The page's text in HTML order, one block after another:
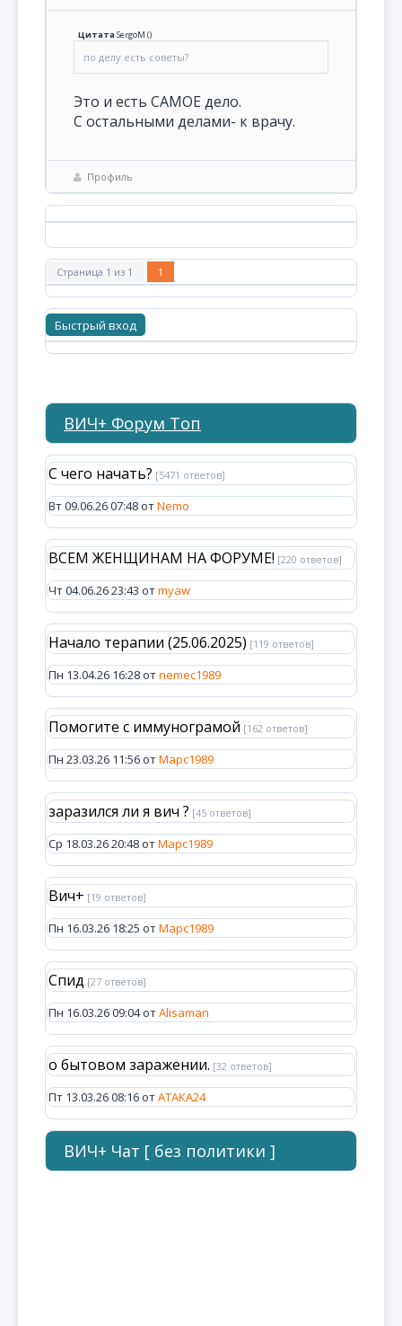
ЦитатаSergoM ()
по делу есть советы?
Это и есть САМОЕ дело.
С остальными делами- к врачу.
Профиль
Страница 1 из 1 1
ВИЧ+ Форум Топ
С чего начать? [5471 ответов]
Вт 09.06.26 07:48 отNemo
ВСЕМ ЖЕНЩИНАМ НА ФОРУМЕ! [220 ответов]
Чт 04.06.26 23:43 отmyaw
Начало терапии (25.06.2025) [119 ответов]
Пн 13.04.26 16:28 отnemec1989
Помогите с иммунограмой [162 ответов]
Пн 23.03.26 11:56 отМарс1989
заразился ли я вич ? [45 ответов]
Ср 18.03.26 20:48 отМарс1989
Вич+ [19 ответов]
Пн 16.03.26 18:25 отМарс1989
Спид [27 ответов]
Пн 16.03.26 09:04 отAlisaman
о бытовом заражении. [32 ответов]
Пт 13.03.26 08:16 отATAKA24
ВИЧ+ Чат [ без политики ]